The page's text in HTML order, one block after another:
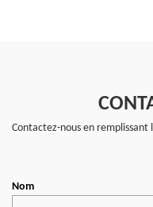
Contactez-nous en
Nom